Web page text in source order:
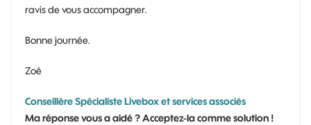
ravis de vous accompagner.
Bonne journée.
Zoé
Conseillère Spécialiste Livebox et services associés
Ma réponse vous a aidé ? Acceptez-la comme solution !